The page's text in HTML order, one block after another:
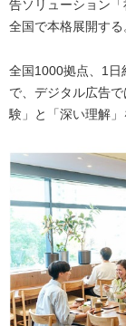
告ソリューション
全国で本格展開する
全国1000拠点、1日
で、デジタル広告
験」と「深い理解」